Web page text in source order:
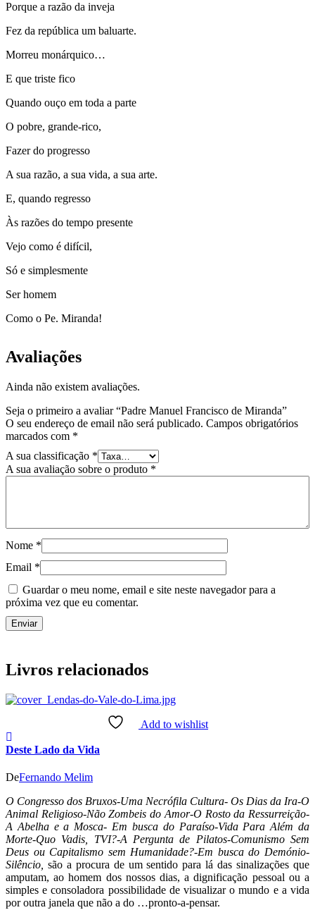
Porque a razão da inveja
Fez da república um baluarte.
Morreu monárquico…
E que triste fico
Quando ouço em toda a parte
O pobre, grande-rico,
Fazer do progresso
A sua razão, a sua vida, a sua arte.
E, quando regresso
Às razões do tempo presente
Vejo como é difícil,
Só e simplesmente
Ser homem
Como o Pe. Miranda!
Avaliações
Ainda não existem avaliações.
Seja o primeiro a avaliar “Padre Manuel Francisco de Miranda”
O seu endereço de email não será publicado. Campos obrigatórios
marcados com *
A sua classificação *
A sua avaliação sobre o produto *
Nome *
Email *
Guardar o meu nome, email e site neste navegador para a
próxima vez que eu comentar.
Livros relacionados
Add to wishlist
Deste Lado da Vida
DeFernando Melim
O Congresso dos Bruxos-Uma Necrófila Cultura- Os Dias da Ira-O
Animal Religioso-Não Zombeis do Amor-O Rosto da Ressurreição-
A Abelha e a Mosca- Em busca do Paraíso-Vida Para Além da
Morte-Quo Vadis, TVI?-A Pergunta de Pilatos-Comunismo Sem
Deus ou Capitalismo sem Humanidade?-Em busca do Demónio-
Silêncio, são a procura de um sentido para lá das sinalizações que
amputam, ao homem dos nossos dias, a dignificação pessoal ou a
simples e consoladora possibilidade de visualizar o mundo e a vida
por outra janela que não a do …pronto-a-pensar.